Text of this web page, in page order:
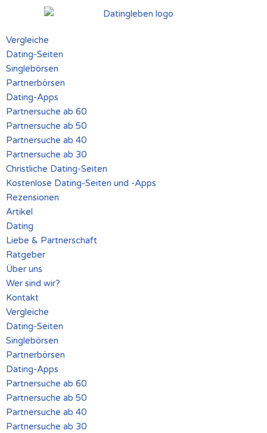
Inhalt
springen
Vergleiche
Dating-Seiten
Singlebörsen
Partnerbörsen
Dating-Apps
Partnersuche ab 60
Partnersuche ab 50
Partnersuche ab 40
Partnersuche ab 30
Christliche Dating-Seiten
Kostenlose Dating-Seiten und -Apps
Rezensionen
Artikel
Dating
Liebe & Partnerschaft
Ratgeber
Über uns
Wer sind wir?
Kontakt
Vergleiche
Dating-Seiten
Singlebörsen
Partnerbörsen
Dating-Apps
Partnersuche ab 60
Partnersuche ab 50
Partnersuche ab 40
Partnersuche ab 30